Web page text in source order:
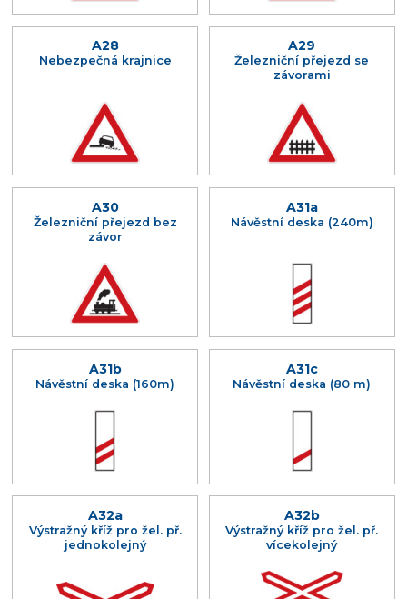
A28
Nebezpečná krajnice
A29
Železniční přejezd se
závorami
A30
Železniční přejezd bez
závor
A31a
Návěstní deska (240m)
A31b
Návěstní deska (160m)
A31c
Návěstní deska (80 m)
A32a
Výstražný kříž pro žel. př.
jednokolejný
A32b
Výstražný kříž pro žel. př.
vícekolejný